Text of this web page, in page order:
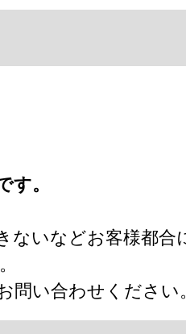
す。
ないなどお客様都合
問い合わせください